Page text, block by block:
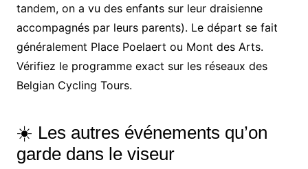
tandem, on a vu des enfants sur leur draisienne
accompagnés par leurs parents). Le départ se fait
généralement Place Poelaert ou Mont des Arts.
Vérifiez le programme exact sur les réseaux des
Belgian Cycling Tours.
☀️ Les autres événements qu’on
garde dans le viseur